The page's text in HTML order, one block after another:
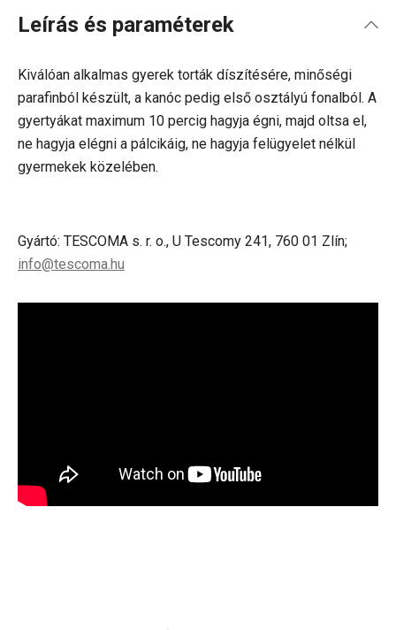
Leírás és paraméterek
Kiválóan alkalmas gyerek torták díszítésére, minőségi
parafinból készült, a kanóc pedig első osztályú fonalból. A
gyertyákat maximum 10 percig hagyja égni, majd oltsa el,
ne hagyja elégni a pálcikáig, ne hagyja felügyelet nélkül
gyermekek közelében.
Gyártó: TESCOMA s. r. o., U Tescomy 241, 760 01 Zlín;
info@tescoma.hu